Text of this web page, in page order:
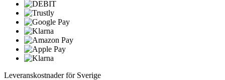
Leveranskostnader för Sverige